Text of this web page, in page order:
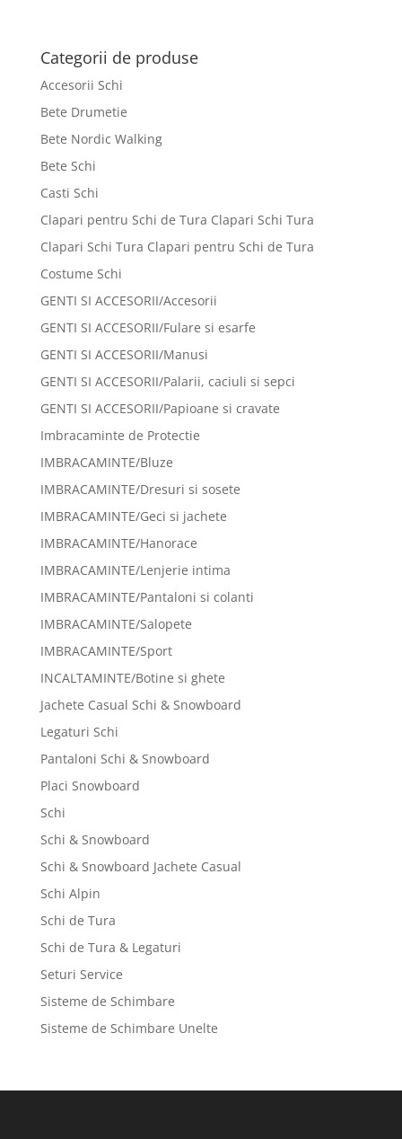
Categorii de produse
Accesorii Schi
Bete Drumetie
Bete Nordic Walking
Bete Schi
Casti Schi
Clapari pentru Schi de Tura Clapari Schi Tura
Clapari Schi Tura Clapari pentru Schi de Tura
Costume Schi
GENTI SI ACCESORII/Accesorii
GENTI SI ACCESORII/Fulare si esarfe
GENTI SI ACCESORII/Manusi
GENTI SI ACCESORII/Palarii, caciuli si sepci
GENTI SI ACCESORII/Papioane si cravate
Imbracaminte de Protectie
IMBRACAMINTE/Bluze
IMBRACAMINTE/Dresuri si sosete
IMBRACAMINTE/Geci si jachete
IMBRACAMINTE/Hanorace
IMBRACAMINTE/Lenjerie intima
IMBRACAMINTE/Pantaloni si colanti
IMBRACAMINTE/Salopete
IMBRACAMINTE/Sport
INCALTAMINTE/Botine si ghete
Jachete Casual Schi & Snowboard
Legaturi Schi
Pantaloni Schi & Snowboard
Placi Snowboard
Schi
Schi & Snowboard
Schi & Snowboard Jachete Casual
Schi Alpin
Schi de Tura
Schi de Tura & Legaturi
Seturi Service
Sisteme de Schimbare
Sisteme de Schimbare Unelte